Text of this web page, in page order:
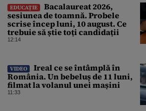
EDUCAȚIE
Bacalaureat 2026,
sesiunea de toamnă. Probele
scrise încep luni, 10 august. Ce
trebuie să știe toți candidații
12:14
VIDEO
Ireal ce se întâmplă în
România. Un bebeluș de 11 luni,
filmat la volanul unei mașini
11:33